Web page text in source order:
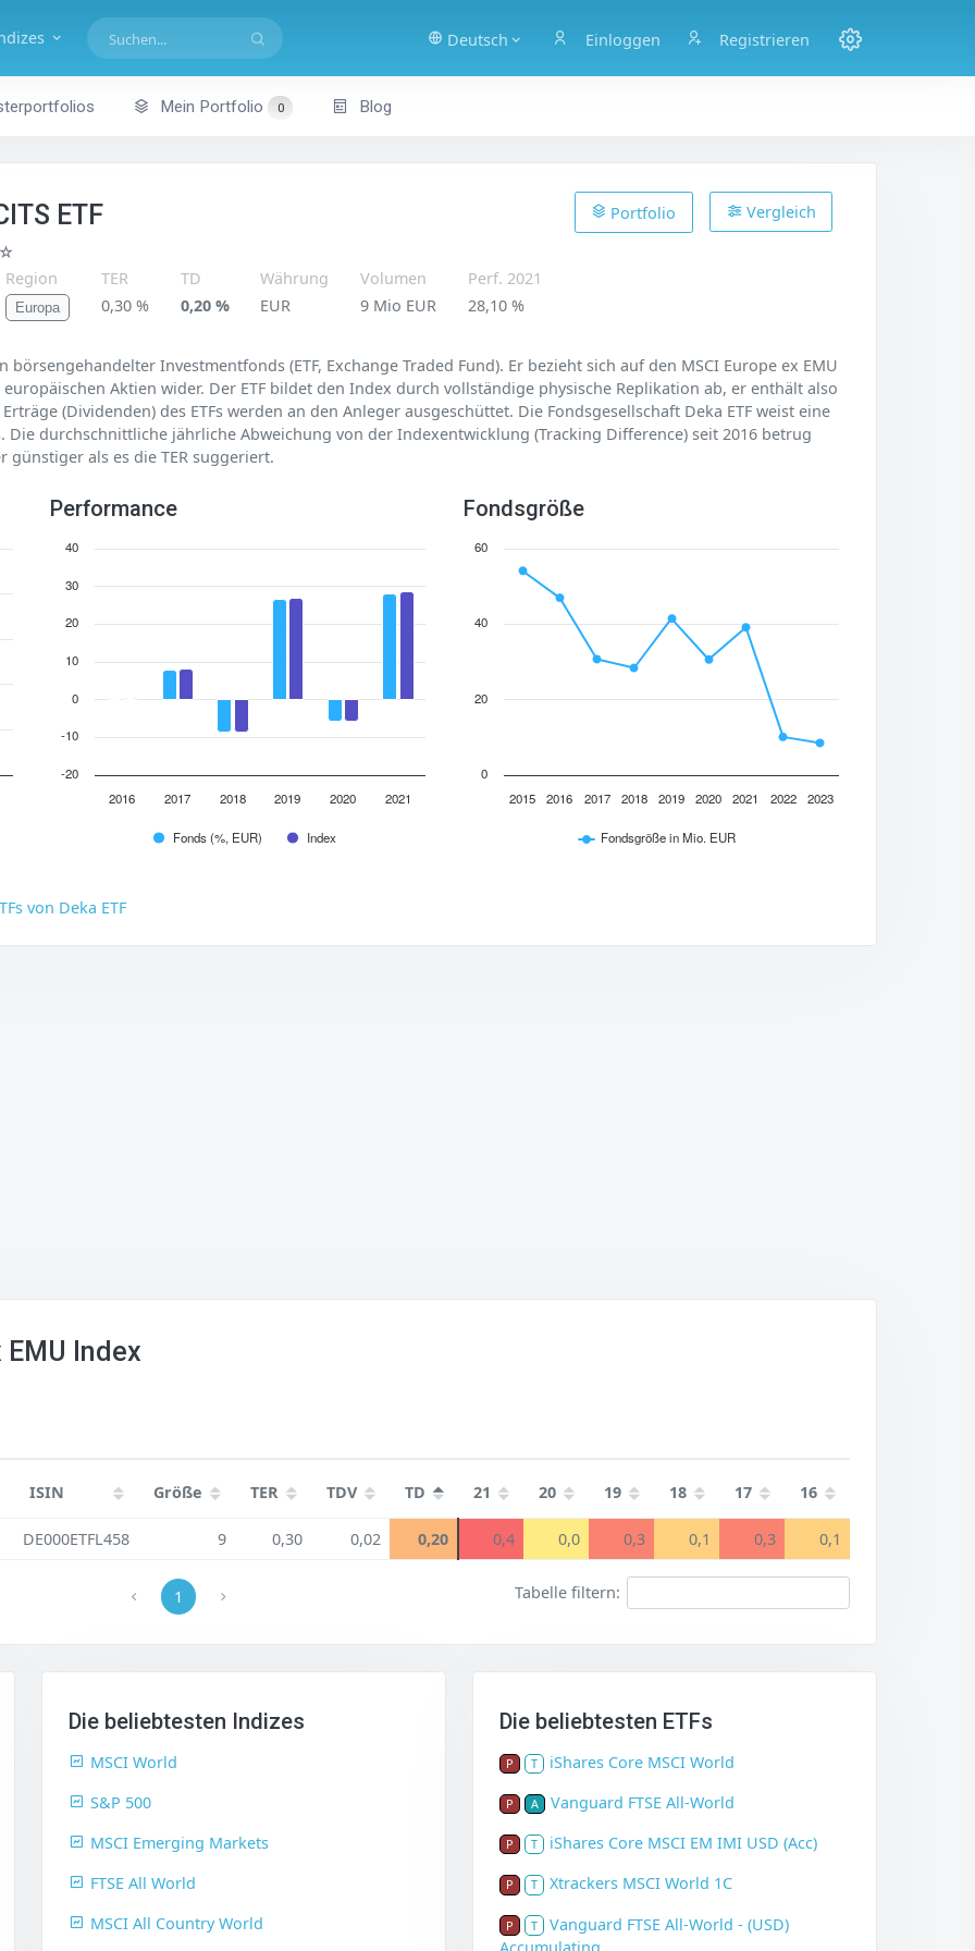
Deutsch Einloggen Registrieren
Mein Portfolio 0 Blog
ETF Vergleich
Portfolio
Region
Europa
TER
0,30 %
TD
0,20 %
Währung
EUR
Volumen
9 Mio EUR
Perf. 2021
28,10 %
börsengehandelter Investmentfonds (ETF, Exchange Traded Fund). Er bezieht sich auf den MSCI Europe ex EMU
Aktien wider. Der ETF bildet den Index durch vollständige physische Replikation ab, er enthält also
(Dividenden) des ETFs werden an den Anleger ausgeschüttet. Die Fondsgesellschaft Deka ETF weist eine
Die durchschnittliche jährliche Abweichung von der Indexentwicklung (Tracking Difference) seit 2016 betrug
günstiger als es die TER suggeriert.
Performance
Fonds (%, EUR) Index
2016 2017 2018 2019 2020 2021
-20
-10
0
10
20
30
40
Fondsgröße
Fondsgröße in Mio. EUR
2015 2016 2017 2018 2019 2020 2021 2022 2023
0
20
40
60
von Deka ETF
EMU Index
ISIN Größe TER TDV TD 21 20 19 18 17 16
DE000ETFL458 9 0,30 0,02 0,20 0,4 0,0 0,3 0,1 0,3 0,1
Tabelle filtern:
1
Die beliebtesten Indizes
MSCI World
S&P 500
MSCI Emerging Markets
FTSE All World
MSCI All Country World
Die beliebtesten ETFs
P T iShares Core MSCI World
P A Vanguard FTSE All-World
P T iShares Core MSCI EM IMI USD (Acc)
P T Xtrackers MSCI World 1C
P T
Vanguard FTSE All-World - (USD)
Accumulating